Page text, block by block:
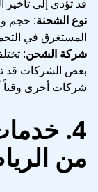
قد تؤدي إلى
نوع الشحنة: حجم
المستغرق في
شركة الشحن:
بعض الشركات قد
شركات أخرى
4.
من